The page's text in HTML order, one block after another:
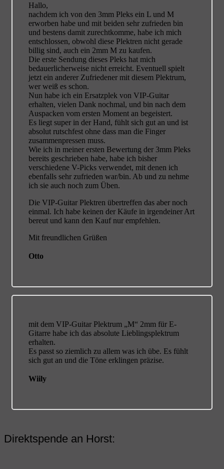
Hallo,
nachdem ich von den 3mm Pleks ein L und M
erworben habe und mit beiden sehr zufrieden bin
und bestens damit zurechtkomme, habe ich mich
entschlossen, obwohl diese Plektren nicht gerade
billig sind, auch ein 2mm M zu kaufen.
Die erste Sendung dieses Pleks hat mich
bedauerlicherweise nicht erreicht. Eventuell spielt
jetzt ein anderer Zufriedener mit diesem Plektrum,
wer weiß es schon.
Nun habe ich ein Ersatzplek von VIP-Guitar
erhalten, vielen Dank nochmal, und bin nach dem
Auspacken vom ersten Moment an begeistert.
Es liegt super in der Hand, fühlt sich gut an und ist
absolut rutschfest ohne dass man die Finger
zusammenpressen muss.
Wie ich in meiner ersten Bewertung der 3mm Pleks
bereits geschrieben habe, habe ich bisher
verschiedene V-Picks verwendet, mit denen ich
ebenfalls sehr zufrieden war/bin. Ab und zu nehme
ich sie auch noch zum Üben.
Die VIP-Guitar Plektren übertreffen das aber noch
einmal. Ich habe keinen der Käufe in irgendeiner Art
bereut und kann den Kauf nur empfehlen.
Mit freundlichen Grüßen
Otto
mit dem VIP-Guitar Plektrum „M“ 2mm für E-
Gitarre habe ich das absolute Lieblingsplektrum
erhalten.
Es passt so ziemlich zu allem was ich übe. Es fühlt
sich gut an und die Töne erklingen präzise.
Wiily
Direktspende an Horst: